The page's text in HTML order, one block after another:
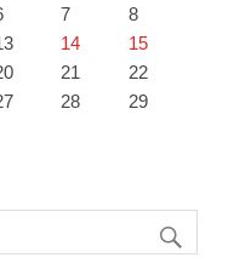
7
8
14
15
21
22
28
29